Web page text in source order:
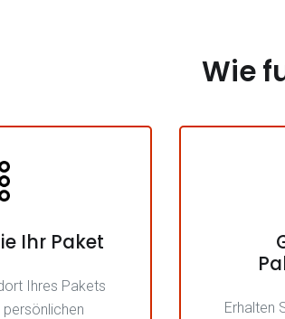
Wie
Ihr Paket
Ihres Pakets
Erhalten